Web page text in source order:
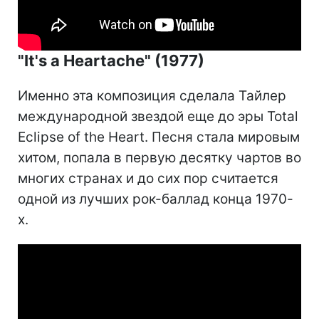
"It's a Heartache" (1977)
Именно эта композиция сделала Тайлер
международной звездой еще до эры Total
Eclipse of the Heart. Песня стала мировым
хитом, попала в первую десятку чартов во
многих странах и до сих пор считается
одной из лучших рок-баллад конца 1970-
х.